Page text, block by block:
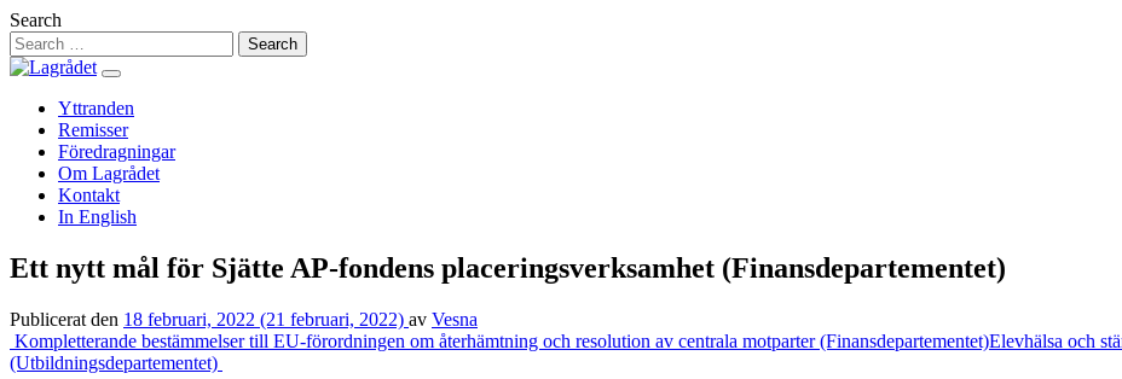
Hoppa
till
innehåll
Search
Yttranden
Remisser
Föredragningar
Om Lagrådet
Kontakt
In English
Ett nytt mål för Sjätte AP-fondens placeringsverksamhet (Finansdepartementet)
Publicerat den 18 februari, 2022 (21 februari, 2022) av Vesna
Inläggsnavigering
Kompletterande bestämmelser till EU-förordningen om återhämtning och resolution av centrala motparter (Finansdepartementet)Elevhälsa och
(Utbildningsdepartementet)